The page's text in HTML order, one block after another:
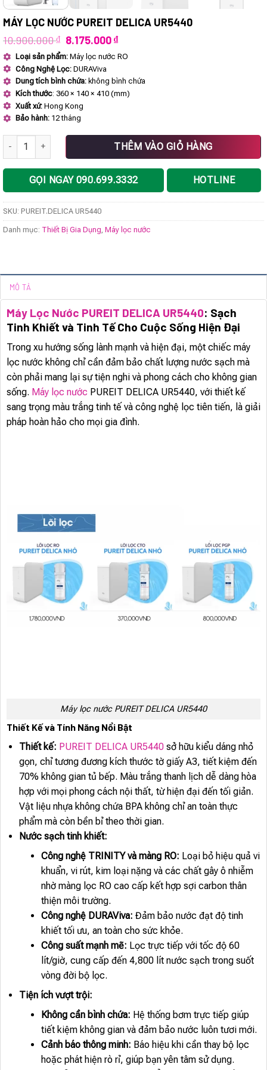
MÁY LỌC NƯỚC PUREIT DELICA UR5440
10.900.000₫ Giá
gốc
là:
10.900.000 ₫.
8.175.000₫Giá
tại
8.175.000 ₫.
Loại sản phẩm: Máy lọc nước RO
Công Nghệ Lọc: DURAViva
Dung tích bình chứa: không bình chứa
Kích thước: 360 × 140 × 410 (mm)
Xuất xứ: Hong Kong
Bảo hành: 12 tháng
Máy lọc nước PUREIT DELICA UR5440 số lượng
THÊM VÀO GIỎ HÀNG
GỌI NGAY 090.699.3332 HOTLINE
SKU: PUREIT.DELICA UR5440
Danh mục: Thiết Bị Gia Dụng Máy lọc nước
MÔ TẢ
Máy Lọc Nước PUREIT DELICA UR5440: Sạch
Tinh Khiết và Tinh Tế Cho Cuộc Sống Hiện Đại
Trong xu hướng sống lành mạnh và hiện đại, một chiếc máy
lọc nước không chỉ cần đảm bảo chất lượng nước sạch mà
còn phải mang lại sự tiện nghi và phong cách cho không gian
sống. Máy lọc nước PUREIT DELICA UR5440, với thiết kế
sang trọng màu trắng tinh tế và công nghệ lọc tiên tiến, là giải
pháp hoàn hảo cho mọi gia đình.
Máy lọc nước PUREIT DELICA UR5440
Thiết Kế và Tính Năng Nổi Bật
Thiết kế: PUREIT DELICA UR5440sở hữu kiểu dáng nhỏ
gọn, chỉ tương đương kích thước tờ giấy A3, tiết kiệm đến
70% không gian tủ bếp. Màu trắng thanh lịch dễ dàng hòa
hợp với mọi phong cách nội thất, từ hiện đại đến tối giản.
Vật liệu nhựa không chứa BPA không chỉ an toàn thực
phẩm mà còn bền bỉ theo thời gian.
Nước sạch tinh khiết:
Công nghệ TRINITY và màng RO: Loại bỏ hiệu quả vi
khuẩn, vi rút, kim loại nặng và các chất gây ô nhiễm
nhờ màng lọc RO cao cấp kết hợp sợi carbon thân
thiện môi trường.
Công nghệ DURAViva: Đảm bảo nước đạt độ tinh
khiết tối ưu, an toàn cho sức khỏe.
Công suất mạnh mẽ: Lọc trực tiếp với tốc độ 60
lít/giờ, cung cấp đến 4,800 lít nước sạch trong suốt
vòng đời bộ lọc.
Tiện ích vượt trội:
Không cần bình chứa: Hệ thống bơm trực tiếp giúp
tiết kiệm không gian và đảm bảo nước luôn tươi mới.
Cảnh báo thông minh: Báo hiệu khi cần thay bộ lọc
hoặc phát hiện rò rỉ, giúp bạn yên tâm sử dụng.